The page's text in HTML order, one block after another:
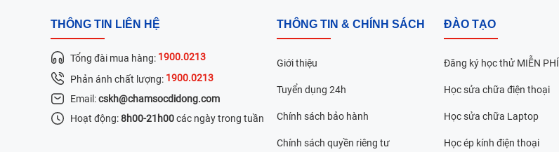
THÔNG TIN LIÊN HỆ
Tổng đài mua hàng: 1900.0213
Phản ánh chất lượng: 1900.0213
Email:cskh@chamsocdidong.com
Hoạt động:8h00-21h00các ngày trong tuần
THÔNG TIN & CHÍNH SÁCH
Giới thiệu
Tuyển dụng 24h
Chính sách bảo hành
Chính sách quyền riêng tư
ĐÀO TẠO
Đăng ký học thử MIỄN PHÍ
Học sửa chữa điện thoại
Học sửa chữa Laptop
Học ép kính điện thoại